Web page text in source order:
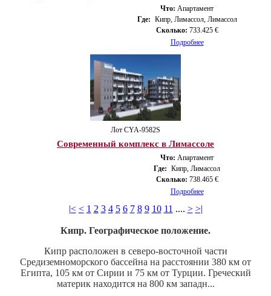
Что: Апартамент
Где: Кипр, Лимассол, Лимассол
Сколько: 733.425 €
Подробнее
Лот CYA-9582S
Современный комплекс в Лимассоле
Что: Апартамент
Где: Кипр, Лимассол
Сколько: 738.465 €
Подробнее
|< < 1 2 3 4 5 6 7 8 9 10 11 .... > >|
Кипр. Географическое положение.
Кипр расположен в северо-восточной части
Средиземноморского бассейна на расстоянии 380 км от
Египта, 105 км от Сирии и 75 км от Турции. Греческий
материк находится на 800 км западн...